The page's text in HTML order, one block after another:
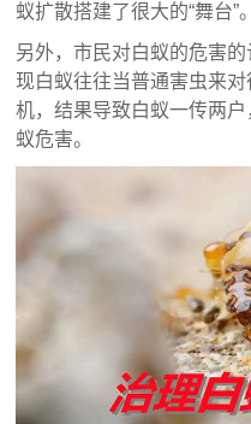
蚁扩散搭建了很大的“舞台”。
另外，市民对白蚁的危害
现白蚁往往当普通害虫来
机，结果导致白蚁一传两
蚁危害。